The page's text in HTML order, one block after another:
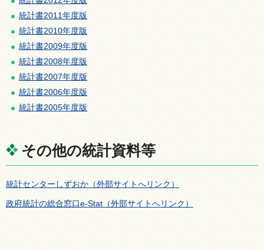
統計書2011年度版
統計書2010年度版
統計書2009年度版
統計書2008年度版
統計書2007年度版
統計書2006年度版
統計書2005年度版
その他の統計資料等
統計センターしずおか（外部サイトへリンク）
政府統計の総合窓口e-Stat（外部サイトへリンク）